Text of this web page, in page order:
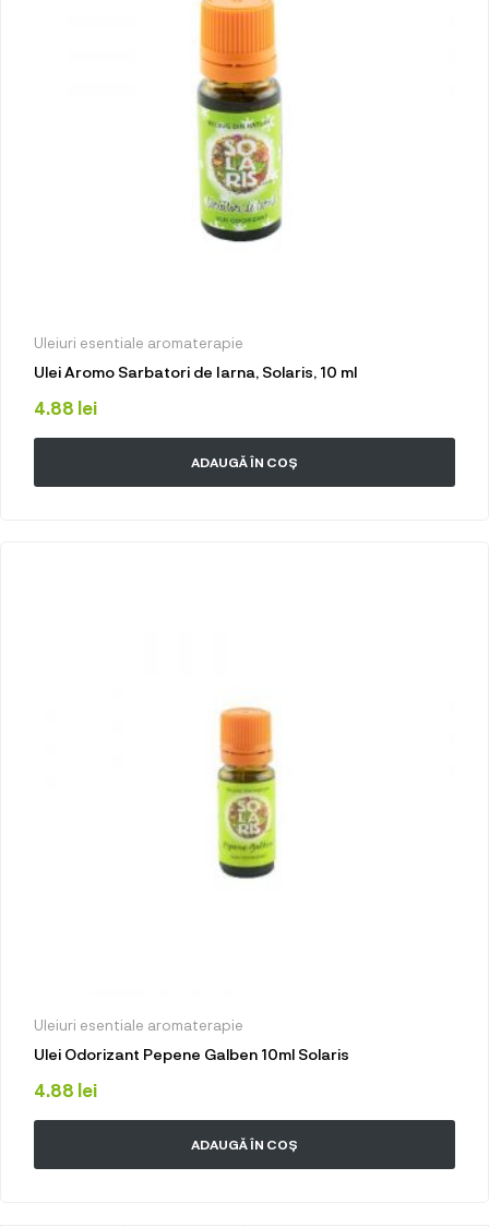
Uleiuri esentiale aromaterapie
Ulei Aromo Sarbatori de Iarna, Solaris, 10 ml
4.88 lei
ADAUGĂ ÎN COȘ
Uleiuri esentiale aromaterapie
Ulei Odorizant Pepene Galben 10ml Solaris
4.88 lei
ADAUGĂ ÎN COȘ